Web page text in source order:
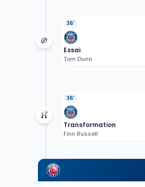
36'
Essai
Tom Dunn
36'
Transformation
Finn Russell